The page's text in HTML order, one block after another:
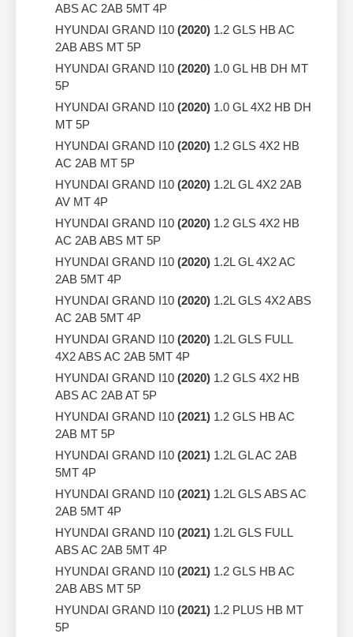
ABS AC 2AB 5MT 4P
HYUNDAI GRAND I10 (2020) 1.2 GLS HB AC
2AB ABS MT 5P
HYUNDAI GRAND I10 (2020) 1.0 GL HB DH MT
5P
HYUNDAI GRAND I10 (2020) 1.0 GL 4X2 HB DH
MT 5P
HYUNDAI GRAND I10 (2020) 1.2 GLS 4X2 HB
AC 2AB MT 5P
HYUNDAI GRAND I10 (2020) 1.2L GL 4X2 2AB
AV MT 4P
HYUNDAI GRAND I10 (2020) 1.2 GLS 4X2 HB
AC 2AB ABS MT 5P
HYUNDAI GRAND I10 (2020) 1.2L GL 4X2 AC
2AB 5MT 4P
HYUNDAI GRAND I10 (2020) 1.2L GLS 4X2 ABS
AC 2AB 5MT 4P
HYUNDAI GRAND I10 (2020) 1.2L GLS FULL
4X2 ABS AC 2AB 5MT 4P
HYUNDAI GRAND I10 (2020) 1.2 GLS 4X2 HB
ABS AC 2AB AT 5P
HYUNDAI GRAND I10 (2021) 1.2 GLS HB AC
2AB MT 5P
HYUNDAI GRAND I10 (2021) 1.2L GL AC 2AB
5MT 4P
HYUNDAI GRAND I10 (2021) 1.2L GLS ABS AC
2AB 5MT 4P
HYUNDAI GRAND I10 (2021) 1.2L GLS FULL
ABS AC 2AB 5MT 4P
HYUNDAI GRAND I10 (2021) 1.2 GLS HB AC
2AB ABS MT 5P
HYUNDAI GRAND I10 (2021) 1.2 PLUS HB MT
5P